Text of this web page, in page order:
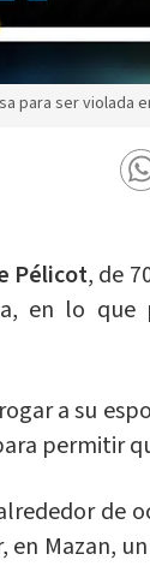
para ser violada
Pélicot, de
en lo
a su
permitir
de
en Mazan,